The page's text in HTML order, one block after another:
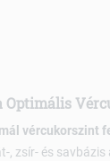
Optimális
vércukorszint
, zsír- és savbázis